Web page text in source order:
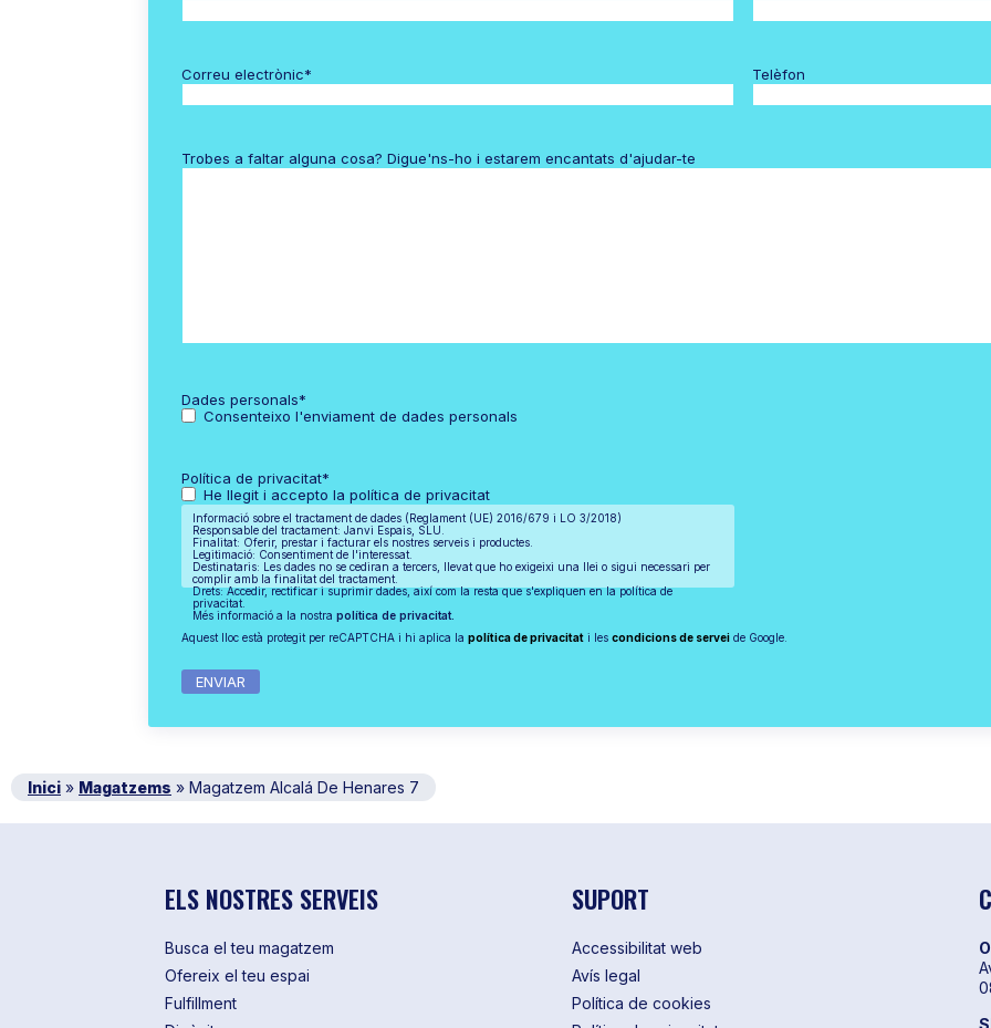
Correu electrònic* Telèfon
Trobes a faltar alguna cosa? Digue'ns-ho i estarem encantats d'ajudar-te
Dades personals*
Consenteixo l'enviament de dades personals
Política de privacitat*
He llegit i accepto la política de privacitat
Informació sobre el tractament de dades (Reglament (UE) 2016/679 i LO 3/2018)
Responsable del tractament: Janvi Espais, SLU.
Finalitat: Oferir, prestar i facturar els nostres serveis i productes.
Legitimació: Consentiment de l'interessat.
Destinataris: Les dades no se cediran a tercers, llevat que ho exigeixi una llei o sigui necessari per
complir amb la finalitat del tractament.
Drets: Accedir, rectificar i suprimir dades, així com la resta que s'expliquen en la política de
privacitat.
Més informació a la nostrapolítica de privacitat.
Aquest lloc està protegit per reCAPTCHA i hi aplica lapolítica de privacitat i lescondicions de servei de Google.
Inici » Magatzems » Magatzem Alcalá De Henares 7
ELS NOSTRES SERVEIS
Busca el teu magatzem
Ofereix el teu espai
Fulfillment
SUPORT
Accessibilitat web
Avís legal
Política de cookies